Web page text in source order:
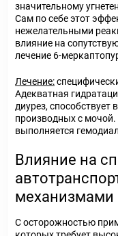
значительному
Сам по себе этот
нежелательными
влияние на
лечение 6-
Лечение:
Адекватная
диурез,
производных с
выполняется
Влияние на
механизмами
С осторожностью